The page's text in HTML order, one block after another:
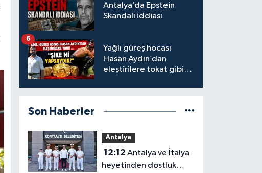
Antalya’da Epstein
Skandalı iddiası
Yağlı güreş hocası
Hasan Aydın’dan
eleştirilere tokat gibi
6
Son Haberler
Antalya
12:12
heyetinden dostluk